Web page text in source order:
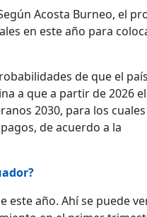
Acosta Burneo, el
en este año para
de que el
a que a partir de 2026
2030, para los
de acuerdo a la
año. Ahí se puede